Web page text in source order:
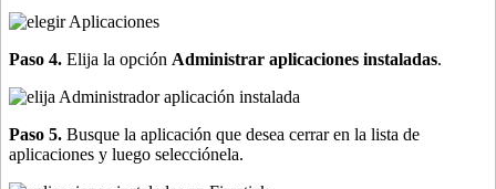
Paso 4. Elija la opción Administrar aplicaciones instaladas.
Paso 5. Busque la aplicación que desea cerrar en la lista de
aplicaciones y luego selecciónela.